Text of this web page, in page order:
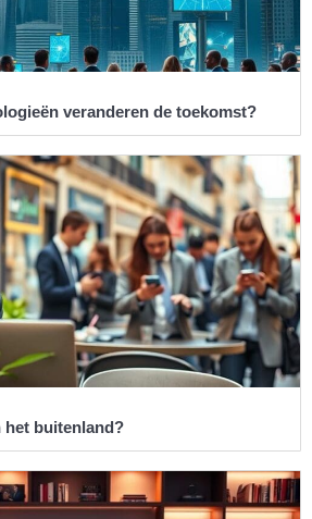
veranderen de toekomst?
het buitenland?